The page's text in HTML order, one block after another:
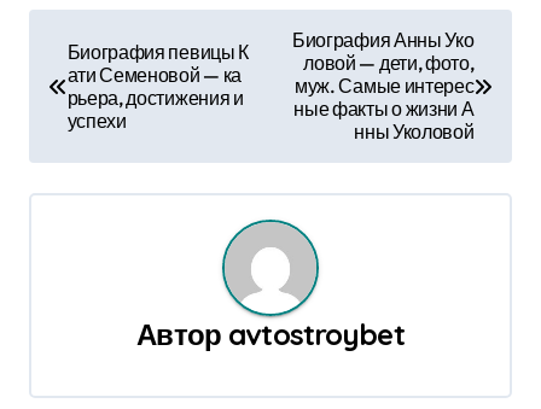
и
Биография певицы К
ати Семеновой — ка
рьера, достижения и
успехи
Биография Анны Уко
ловой — дети, фото,
муж. Самые интерес
ные факты о жизни А
нны Уколовой
Автор avtostroybet